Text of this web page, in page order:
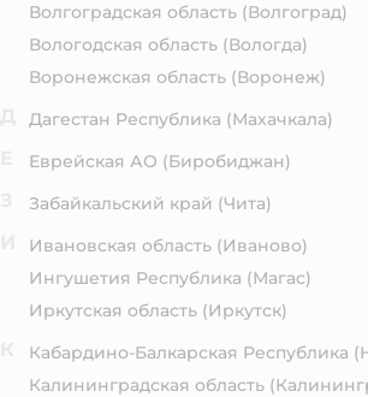
Волгоградская область (Волгоград)
Вологодская область (Вологда)
Воронежская область (Воронеж)
Дагестан Республика (Махачкала)
Еврейская АО (Биробиджан)
Забайкальский край (Чита)
Ивановская область (Иваново)
Ингушетия Республика (Магас)
Иркутская область (Иркутск)
Кабардино-Балкарская Республика
Калининградская область